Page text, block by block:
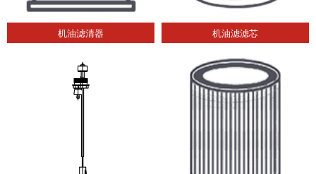
机油滤清器 机油滤滤芯